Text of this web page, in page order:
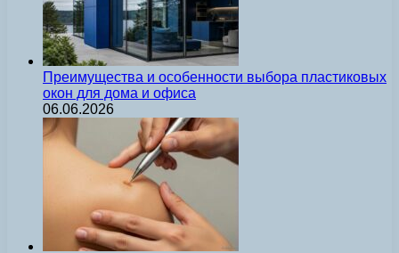
Преимущества и особенности выбора пластиковых
окон для дома и офиса
06.06.2026